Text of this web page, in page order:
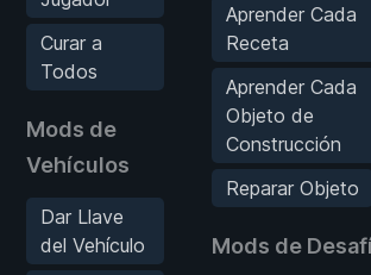
Curar a
Todos
Mods de
Vehículos
Dar Llave
del Vehículo
Aprender Cada
Receta
Aprender Cada
Objeto de
Construcción
Reparar Objeto
Mods de